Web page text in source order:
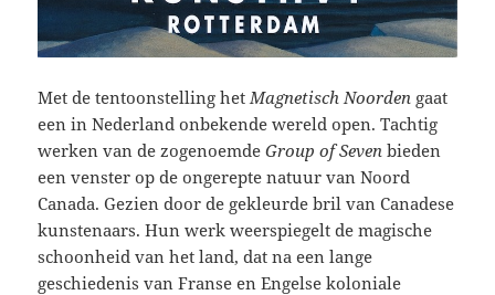
Met de tentoonstelling het Magnetisch Noorden gaat
een in Nederland onbekende wereld open. Tachtig
werken van de zogenoemdeGroup of Seven bieden
een venster op de ongerepte natuur van Noord
Canada. Gezien door de gekleurde bril van Canadese
kunstenaars. Hun werk weerspiegelt de magische
schoonheid van het land, dat na een lange
geschiedenis van Franse en Engelse koloniale